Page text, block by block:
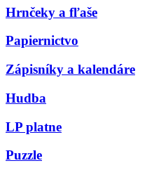
Hrnčeky a fľaše
Papiernictvo
Zápisníky a kalendáre
Hudba
LP platne
Puzzle